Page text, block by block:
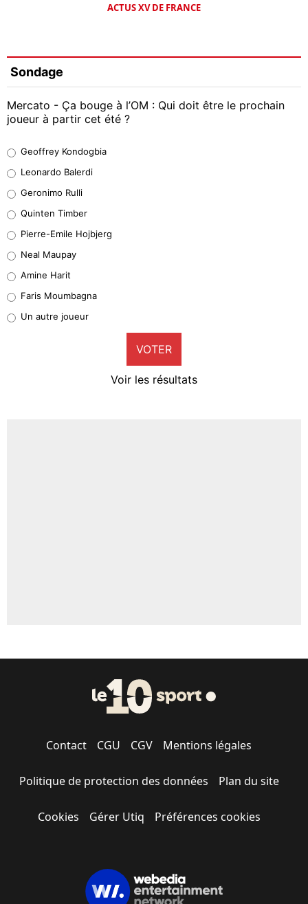
ACTUS XV DE FRANCE
Sondage
Mercato - Ça bouge à l’OM : Qui doit être le prochain
joueur à partir cet été ?
38%
32%
5%
1%
9%
Geoffrey Kondogbia
Leonardo Balerdi
Geronimo Rulli
Quinten Timber
Pierre-Emile Hojbjerg
Neal Maupay
Amine Harit
Faris Moumbagna
Un autre joueur
VOTER
Voir les résultats
Contact CGU CGV Mentions légales
Politique de protection des données Plan du site
Cookies Gérer Utiq Préférences cookies